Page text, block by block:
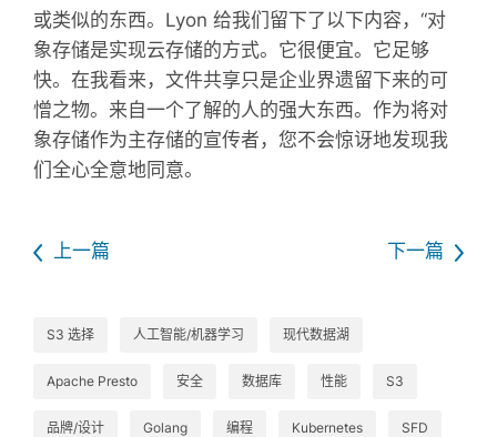
或类似的东西。Lyon 给我们留下了以下内容，“对
象存储是实现云存储的方式。它很便宜。它足够
快。在我看来，文件共享只是企业界遗留下来的可
憎之物。来自一个了解的人的强大东西。作为将对
象存储作为主存储的宣传者，您不会惊讶地发现我
们全心全意地同意。
上一篇 下一篇
S3 选择 人工智能/机器学习 现代数据湖
Apache Presto 安全 数据库 性能 S3
品牌/设计 Golang 编程 Kubernetes SFD